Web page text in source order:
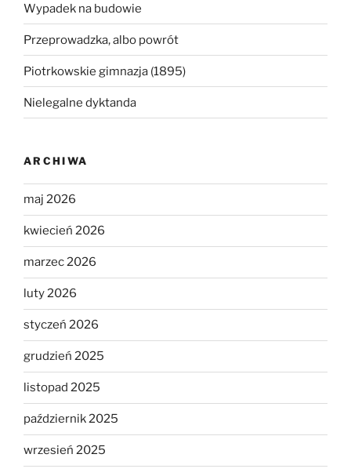
Wypadek na budowie
Przeprowadzka, albo powrót
Piotrkowskie gimnazja (1895)
Nielegalne dyktanda
ARCHIWA
maj 2026
kwiecień 2026
marzec 2026
luty 2026
styczeń 2026
grudzień 2025
listopad 2025
październik 2025
wrzesień 2025